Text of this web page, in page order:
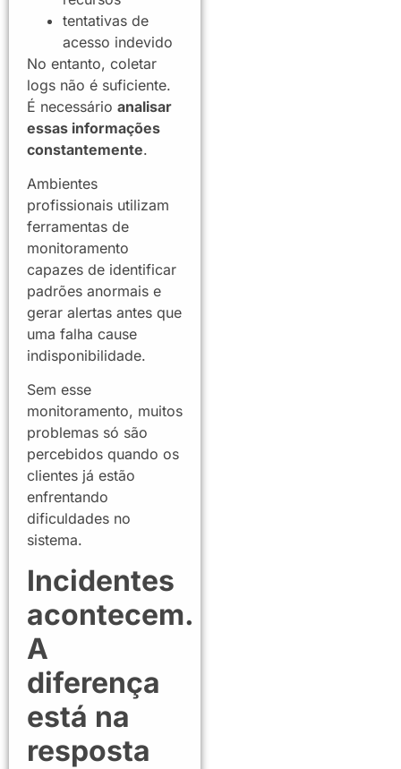
tentativas de
acesso indevido
No entanto, coletar
logs não é suficiente.
É necessário analisar
essas informações
constantemente.
Ambientes
profissionais utilizam
ferramentas de
monitoramento
capazes de identificar
padrões anormais e
gerar alertas antes que
uma falha cause
indisponibilidade.
Sem esse
monitoramento, muitos
problemas só são
percebidos quando os
clientes já estão
enfrentando
dificuldades no
sistema.
Incidentes
acontecem.
A
diferença
está na
resposta